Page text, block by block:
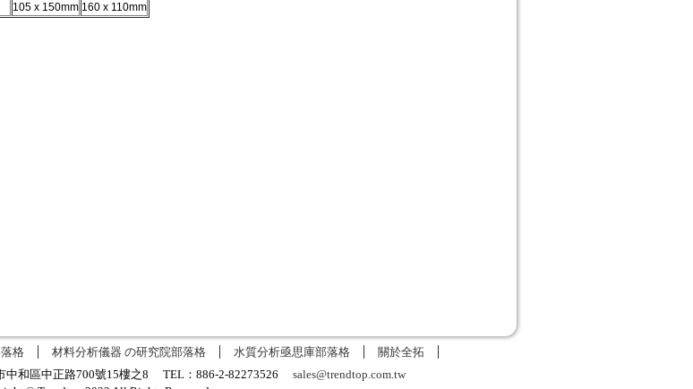
105 x 150mm 160 x 110mm
格 材料分析儀器 の研究院部落格 水質分析亟思庫部落格
關於全拓
中和區中正路700號15樓之8 TEL：886-2-82273526 sales@trendtop.com.tw